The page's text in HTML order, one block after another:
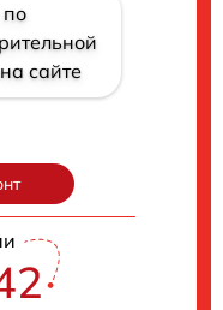
сайте